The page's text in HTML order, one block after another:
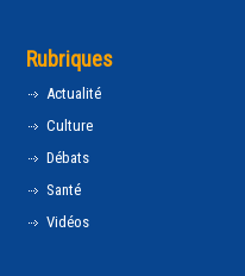
Rubriques
Actualité
Culture
Débats
Santé
Vidéos